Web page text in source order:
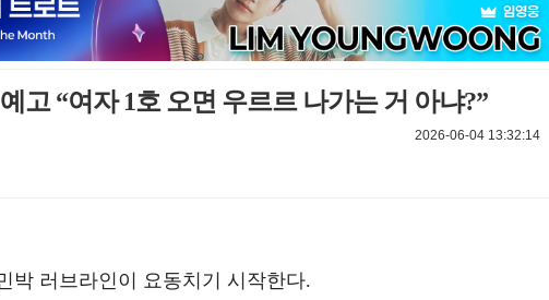
고 “여자 1호 오면 우르르 나가는 거 아냐?”
2026-06-04 13:32:14
박 러브라인이 요동치기 시작한다.